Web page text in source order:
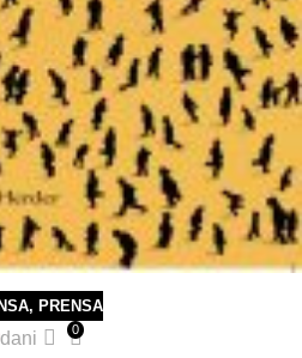
, PRENSA
dani 0